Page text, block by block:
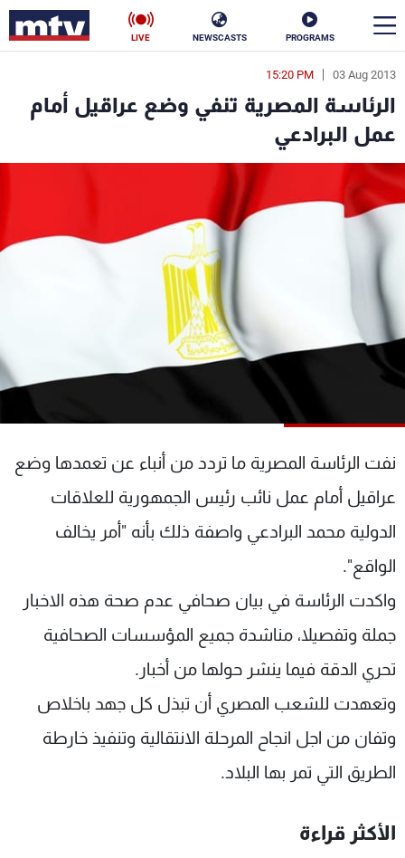
PROGRAMS
NEWSCASTS
LIVE
03 Aug 2013
15:20 PM
الرئاسة المصرية تنفي وضع عراقيل أمام
عمل البرادعي
نفت الرئاسة المصرية ما تردد من أنباء عن تعمدها وضع
عراقيل أمام عمل نائب رئيس الجمهورية للعلاقات
الدولية محمد البرادعي واصفة ذلك بأنه "أمر يخالف
الواقع".
واكدت الرئاسة في بيان صحافي عدم صحة هذه الاخبار
جملة وتفصيلا، مناشدة جميع المؤسسات الصحافية
تحري الدقة فيما ينشر حولها من أخبار.
وتعهدت للشعب المصري أن تبذل كل جهد باخلاص
وتفان من اجل انجاح المرحلة الانتقالية وتنفيذ خارطة
الطريق التي تمر بها البلاد.
الأكثر قراءة
en
الأخبار
سياسة ناس
إقتصاد
منوعات رياضة
كأس العالم
شاهد البرامج
عن MTV
الإنـتـاج
لاعلاناتكم
وظائف
تواصل معنا